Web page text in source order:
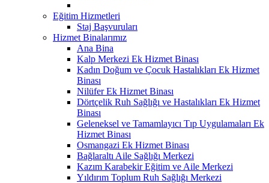
Eğitim Hizmetleri
Staj Başvuruları
Hizmet Binalarımız
Ana Bina
Kalp Merkezi Ek Hizmet Binası
Kadın Doğum ve Çocuk Hastalıkları Ek Hizmet
Binası
Nilüfer Ek Hizmet Binası
Dörtçelik Ruh Sağlığı ve Hastalıkları Ek Hizmet
Binası
Geleneksel ve Tamamlayıcı Tıp Uygulamaları Ek
Hizmet Binası
Osmangazi Ek Hizmet Binası
Bağlaraltı Aile Sağlığı Merkezi
Kazım Karabekir Eğitim ve Aile Merkezi
Yıldırım Toplum Ruh Sağlığı Merkezi